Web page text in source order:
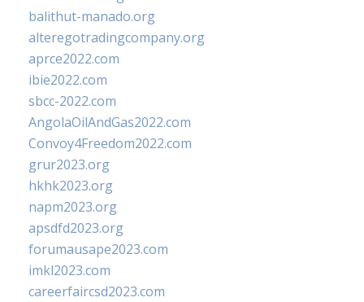
balithut-manado.org
alteregotradingcompany.org
aprce2022.com
ibie2022.com
sbcc-2022.com
AngolaOilAndGas2022.com
Convoy4Freedom2022.com
grur2023.org
hkhk2023.org
napm2023.org
apsdfd2023.org
forumausape2023.com
imkl2023.com
careerfaircsd2023.com